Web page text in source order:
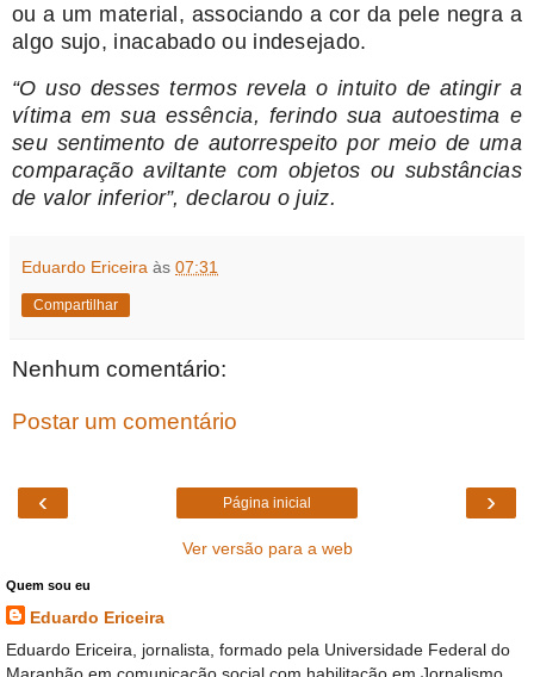
ou a um material, associando a cor da pele negra a
algo sujo, inacabado ou indesejado.
“O uso desses termos revela o intuito de atingir a
vítima em sua essência, ferindo sua autoestima e
seu sentimento de autorrespeito por meio de uma
comparação aviltante com objetos ou substâncias
de valor inferior”, declarou o juiz.
Eduardo Ericeira às 07:31
Compartilhar
Nenhum comentário:
Postar um comentário
‹ ›
Página inicial
Ver versão para a web
Quem sou eu
Eduardo Ericeira
Eduardo Ericeira, jornalista, formado pela Universidade Federal do